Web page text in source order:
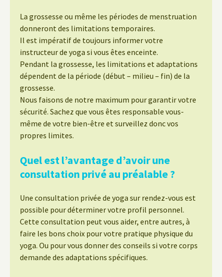
La grossesse ou même les périodes de menstruation
donneront des limitations temporaires.
Il est impératif de toujours informer votre
instructeur de yoga si vous êtes enceinte.
Pendant la grossesse, les limitations et adaptations
dépendent de la période (début – milieu – fin) de la
grossesse.
Nous faisons de notre maximum pour garantir votre
sécurité. Sachez que vous êtes responsable vous-
même de votre bien-être et surveillez donc vos
propres limites.
Quel est l’avantage d’avoir une
consultation privé au préalable ?
Une consultation privée de yoga sur rendez-vous est
possible pour déterminer votre profil personnel.
Cette consultation peut vous aider, entre autres, à
faire les bons choix pour votre pratique physique du
yoga. Ou pour vous donner des conseils si votre corps
demande des adaptations spécifiques.